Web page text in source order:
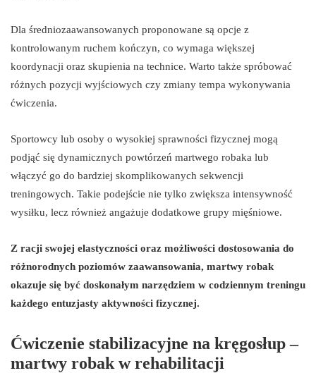
Dla średniozaawansowanych proponowane są opcje z
kontrolowanym ruchem kończyn, co wymaga większej
koordynacji oraz skupienia na technice. Warto także spróbować
różnych pozycji wyjściowych czy zmiany tempa wykonywania
ćwiczenia.
Sportowcy lub osoby o wysokiej sprawności fizycznej mogą
podjąć się dynamicznych powtórzeń martwego robaka lub
włączyć go do bardziej skomplikowanych sekwencji
treningowych. Takie podejście nie tylko zwiększa intensywność
wysiłku, lecz również angażuje dodatkowe grupy mięśniowe.
Z racji swojej elastyczności oraz możliwości dostosowania do
różnorodnych poziomów zaawansowania, martwy robak
okazuje się być doskonałym narzędziem w codziennym treningu
każdego entuzjasty aktywności fizycznej.
Ćwiczenie stabilizacyjne na kręgosłup –
martwy robak w rehabilitacji